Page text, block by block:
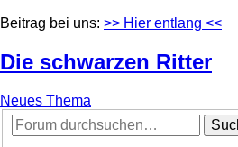
Beitrag bei uns: >> Hier entlang <<
Die schwarzen Ritter
Neues Thema